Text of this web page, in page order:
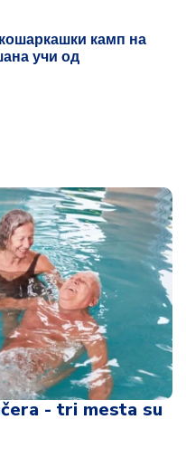
камп на
учи од
- tri mesta su